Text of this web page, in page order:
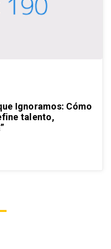
Ignoramos: Cómo
talento,